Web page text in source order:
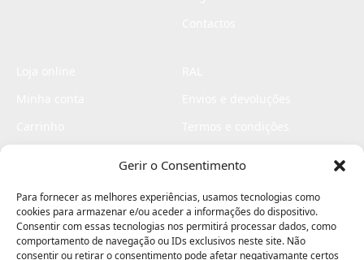
Gerir o Consentimento
Para fornecer as melhores experiências, usamos tecnologias como
cookies para armazenar e/ou aceder a informações do dispositivo.
Consentir com essas tecnologias nos permitirá processar dados, como
comportamento de navegação ou IDs exclusivos neste site. Não
consentir ou retirar o consentimento pode afetar negativamante certos
Livro de elogios